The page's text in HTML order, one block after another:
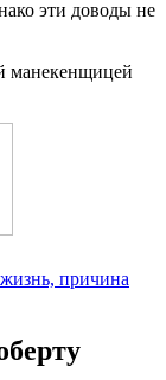
эти доводы не
манекенщицей
причина